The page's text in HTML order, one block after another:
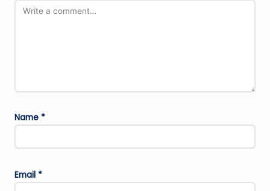
Name *
Email *